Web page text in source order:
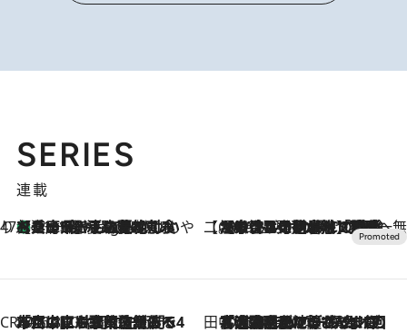
SERIES
連載
47都道府県の手みやげ ひんやりスイーツで夏を満喫
11 Hours Ago
【兵庫県】この夏絶対食べたい 冷やしておいしいおやつ3選 淡路島の恵みをジェラートに集約 【CREA×星野リゾート】唯一無二。癒しと発見が待つ場所へ
2026.8.7
【トンボの足水浴】ヒノキの香りに包まれて涼感マックス！約13℃の湧水かけ流しを避暑地「星野温泉 トンボの湯」で体験
CREA'S CHOICE
2026.8.7
「立川にも歌舞伎があるんだよ」 片岡仁左衛門・市川中車ら豪華座組みで4年目の立川立飛歌舞伎へ 田中稲の勝手に再ブーム
2026.8.7
「湘南乃風に憧れて」観客大盛上がりの“タオル回し”に、ラッパー顔負けの高速歌唱まで…さだまさし（74）のアグレッシブすぎる現在地